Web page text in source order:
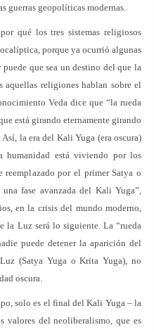
guerras geopolíticas modernas.
qué los tres sistemas religiosos
porque ya ocurrió algunas
que sea un destino del que la
aquellas religiones hablan sobre el
Veda dice que “la rueda
está girando eternamente girando
la era del Kali Yuga (era oscura)
está viviendo por los
por el primer Satya o
fase avanzada del Kali Yuga”,
en la crisis del mundo moderno,
la Luz será lo siguiente. La “rueda
puede detener la aparición del
(Satya Yuga o Krita Yuga), no
oscura.
solo es el final del Kali Yuga – la
valores del neoliberalismo, que es